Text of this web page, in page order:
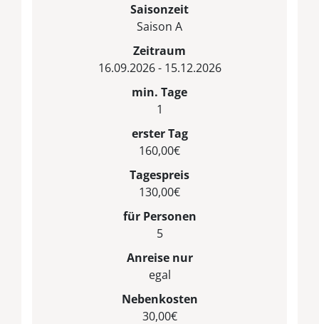
Saisonzeit
Saison A
Zeitraum
16.09.2026 - 15.12.2026
min. Tage
1
erster Tag
160,00€
Tagespreis
130,00€
für Personen
5
Anreise nur
egal
Nebenkosten
30,00€